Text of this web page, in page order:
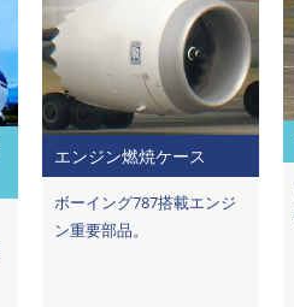
エンジン燃焼ケース
ボーイング787搭載エンジ
ン重要部品。